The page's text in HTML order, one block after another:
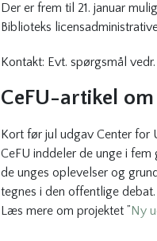
Der er frem til 21. januar
Biblioteks
Kontakt: Evt. spørgsmål
CeFU-artikel
Kort før jul udgav Center for
CeFU inddeler de unge i
de unges oplevelser og
tegnes i den offentlige debat.
Læs mere om projektet ” Ny